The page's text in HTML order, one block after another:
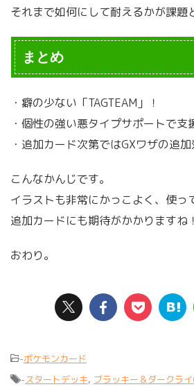
それまで如何にして耐えるかが課題
まとめ
・癖の少ない「TAGTEAM」！
・個性の強い悪タイプサポートで支
・追加カード次第ではGXワザの追
こんなかんじです。
イラストも非常にかっこよく、使っ
追加カードにも期待がかかりますね！
おわり。
-ポケモンカード
-スタートデッキ, ブラッキー＆ダークライ